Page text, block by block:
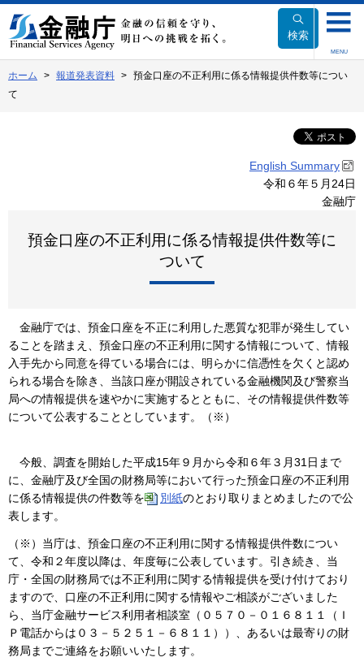
文
へ
動
検索
MENU
ホーム 報道発表資料
預金口座の不正利用に係る情報提供件数等につい
て
English Summary
令和６年５月24日
金融庁
預金口座の不正利用に係る情報提供件数等に
ついて
金融庁では、預金口座を不正に利用した悪質な犯罪が発生してい
ることを踏まえ、預金口座の不正利用に関する情報について、情報
入手先から同意を得ている場合には、明らかに信憑性を欠くと認め
られる場合を除き、当該口座が開設されている金融機関及び警察当
局への情報提供を速やかに実施するとともに、その情報提供件数等
について公表することとしています。（※）
今般、調査を開始した平成15年９月から令和６年３月31日まで
に、金融庁及び全国の財務局等において行った預金口座の不正利用
に係る情報提供の件数等を
別紙のとおり取りまとめましたので公
表します。
（※）当庁は、預金口座の不正利用に関する情報提供件数につい
て、令和２年度以降は、年度毎に公表しています。引き続き、当
庁・全国の財務局では不正利用に関する情報提供を受け付けており
ますので、口座の不正利用に関する情報やご相談がございました
ら、当庁金融サービス利用者相談室（０５７０－０１６８１１（Ｉ
Ｐ電話からは０３－５２５１－６８１１））、あるいは最寄りの財
務局までご連絡をお願いいたします。